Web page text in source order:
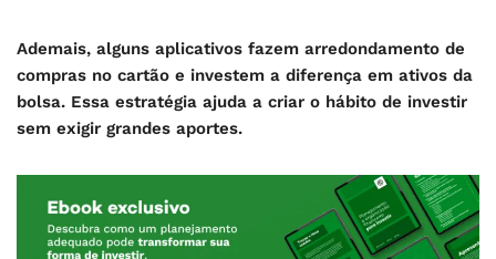
Ademais, alguns aplicativos fazem arredondamento de
compras no cartão e investem a diferença em ativos da
bolsa. Essa estratégia ajuda a criar o hábito de investir
sem exigir grandes aportes.